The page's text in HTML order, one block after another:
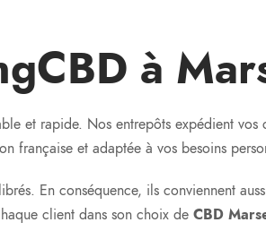
à
et rapide. Nos entrepôts expédient
française et adaptée à vos besoins
En conséquence, ils conviennent
client dans son choix de CBD